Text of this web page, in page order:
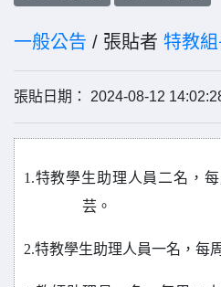
一般公告 / 張貼者 特教
張貼日期： 2024-08-12
1.特教學生助理人員二名，
芸。
2.特教學生助理人員一名，每